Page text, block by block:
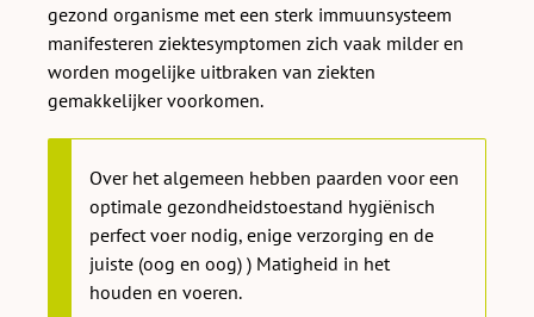
gezond organisme met een sterk immuunsysteem
manifesteren ziektesymptomen zich vaak milder en
worden mogelijke uitbraken van ziekten
gemakkelijker voorkomen.
Over het algemeen hebben paarden voor een
optimale gezondheidstoestand hygiënisch
perfect voer nodig, enige verzorging en de
juiste (oog en oog) ) Matigheid in het
houden en voeren.